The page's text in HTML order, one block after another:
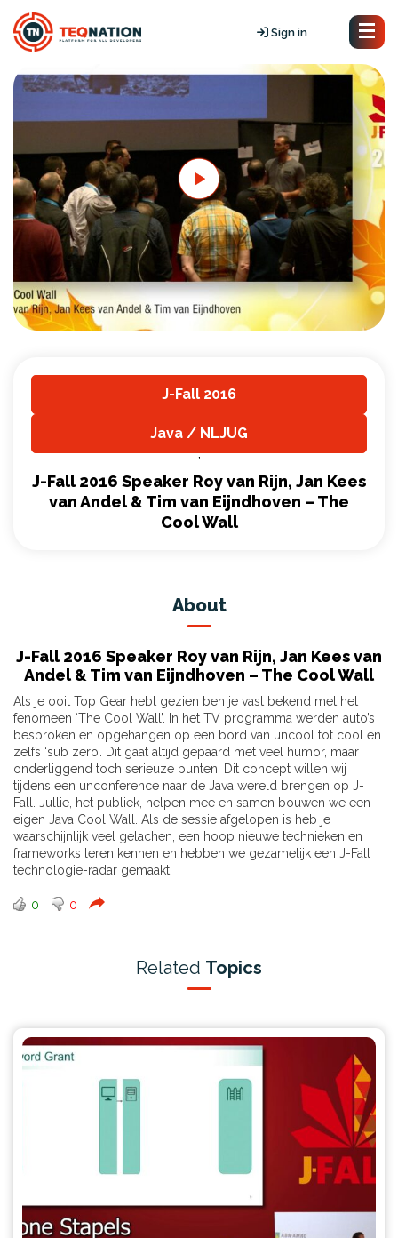
Sign in
J-Fall 2016
Java / NLJUG
,
J-Fall 2016 Speaker Roy van Rijn, Jan Kees
van Andel & Tim van Eijndhoven – The
Cool Wall
About
J-Fall 2016 Speaker Roy van Rijn, Jan Kees van
Andel & Tim van Eijndhoven – The Cool Wall
Als je ooit Top Gear hebt gezien ben je vast bekend met het
fenomeen ‘The Cool Wall’. In het TV programma werden auto’s
besproken en opgehangen op een bord van uncool tot cool en
zelfs ‘sub zero’. Dit gaat altijd gepaard met veel humor, maar
onderliggend toch serieuze punten. Dit concept willen wij
tijdens een unconference naar de Java wereld brengen op J-
Fall. Jullie, het publiek, helpen mee en samen bouwen we een
eigen Java Cool Wall. Als de sessie afgelopen is heb je
waarschijnlijk veel gelachen, een hoop nieuwe technieken en
frameworks leren kennen en hebben we gezamelijk een J-Fall
technologie-radar gemaakt!
0 0
Related Topics